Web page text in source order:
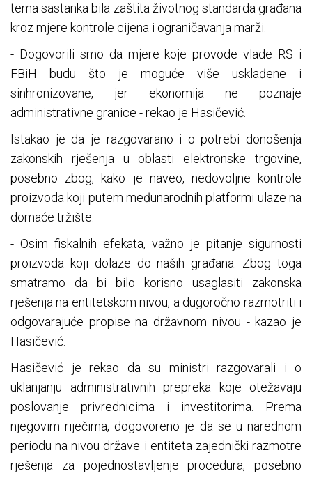
tema sastanka bila zaštita životnog standarda građana
kroz mjere kontrole cijena i ograničavanja marži.
- Dogovorili smo da mjere koje provode vlade RS i
FBiH budu što je moguće više usklađene i
sinhronizovane, jer ekonomija ne poznaje
administrativne granice - rekao je Hasičević.
Istakao je da je razgovarano i o potrebi donošenja
zakonskih rješenja u oblasti elektronske trgovine,
posebno zbog, kako je naveo, nedovoljne kontrole
proizvoda koji putem međunarodnih platformi ulaze na
domaće tržište.
- Osim fiskalnih efekata, važno je pitanje sigurnosti
proizvoda koji dolaze do naših građana. Zbog toga
smatramo da bi bilo korisno usaglasiti zakonska
rješenja na entitetskom nivou, a dugoročno razmotriti i
odgovarajuće propise na državnom nivou - kazao je
Hasičević.
Hasičević je rekao da su ministri razgovarali i o
uklanjanju administrativnih prepreka koje otežavaju
poslovanje privrednicima i investitorima. Prema
njegovim riječima, dogovoreno je da se u narednom
periodu na nivou države i entiteta zajednički razmotre
rješenja za pojednostavljenje procedura, posebno